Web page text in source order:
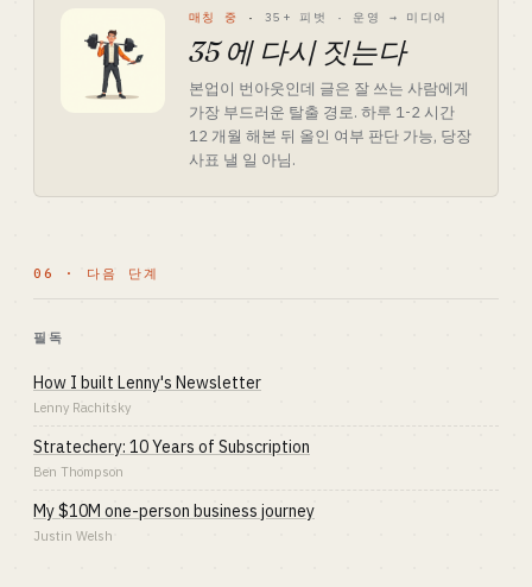
매칭 중 · 35+ 피벗 · 운영 → 미디어
35 에 다시 짓는다
본업이 번아웃인데 글은 잘 쓰는 사람에게
가장 부드러운 탈출 경로. 하루 1-2 시간
12 개월 해본 뒤 올인 여부 판단 가능, 당장
사표 낼 일 아님.
06 · 다음 단계
필독
How I built Lenny's Newsletter
Lenny Rachitsky
Stratechery: 10 Years of Subscription
Ben Thompson
My $10M one-person business journey
Justin Welsh